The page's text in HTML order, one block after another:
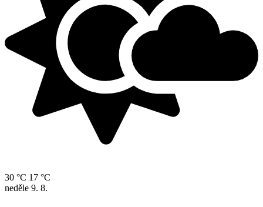
30 °C 17 °C
neděle 9. 8.